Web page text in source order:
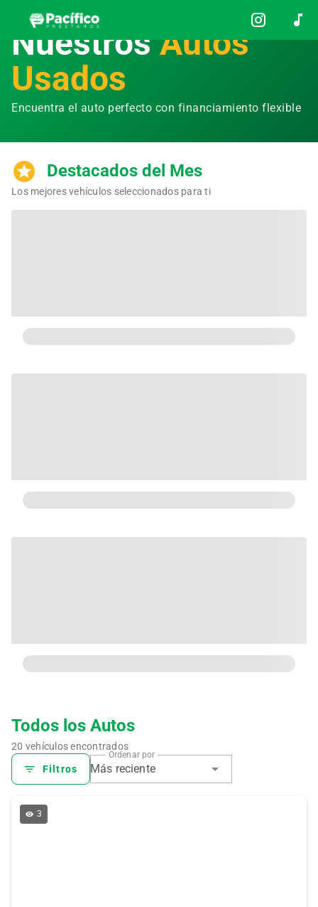
NuestrosAutos
Usados
Encuentra el auto perfecto con financiamiento flexible
Destacados del Mes
Los mejores vehículos seleccionados para ti
Todos los Autos
20 vehículos encontrados
Filtros
Más reciente
Ordenar por
3